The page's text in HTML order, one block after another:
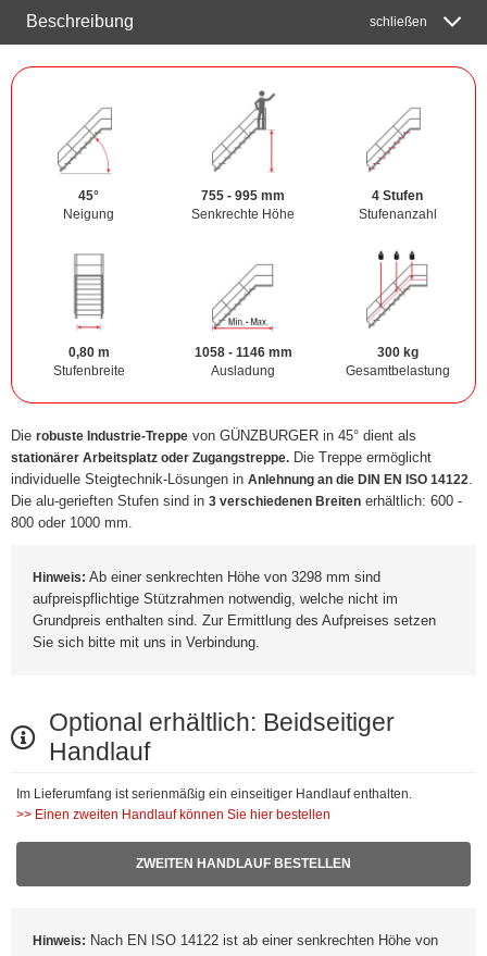
Beschreibung schließen
45°
Neigung
755 - 995 mm
Senkrechte Höhe
4 Stufen
Stufenanzahl
0,80 m
Stufenbreite
1058 - 1146 mm
Ausladung
300 kg
Gesamtbelastung
Die robuste Industrie-Treppe von GÜNZBURGER in 45° dient als
stationärer Arbeitsplatz oder Zugangstreppe. Die Treppe ermöglicht
individuelle Steigtechnik-Lösungen in Anlehnung an die DIN EN ISO 14122.
Die alu-gerieften Stufen sind in 3 verschiedenen Breiten erhältlich: 600 -
800 oder 1000 mm.
Hinweis: Ab einer senkrechten Höhe von 3298 mm sind
aufpreispflichtige Stützrahmen notwendig, welche nicht im
Grundpreis enthalten sind. Zur Ermittlung des Aufpreises setzen
Sie sich bitte mit uns in Verbindung.
Optional erhältlich: Beidseitiger
Handlauf
Im Lieferumfang ist serienmäßig ein einseitiger Handlauf enthalten.
>> Einen zweiten Handlauf können Sie hier bestellen
ZWEITEN HANDLAUF BESTELLEN
Hinweis: Nach EN ISO 14122 ist ab einer senkrechten Höhe von